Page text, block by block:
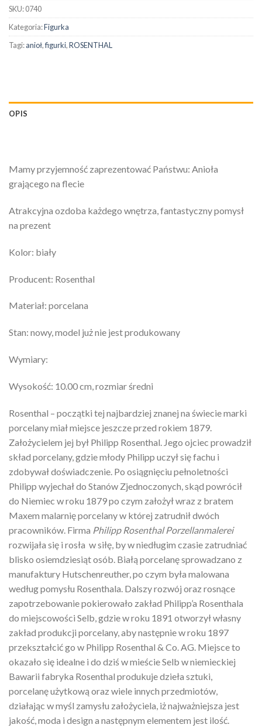
SKU:0740
Kategoria:Figurka
Tagi:anioł,figurki,ROSENTHAL
OPIS
Mamy przyjemność zaprezentować Państwu: Anioła
grającego na flecie
Atrakcyjna ozdoba każdego wnętrza, fantastyczny pomysł
na prezent
Kolor: biały
Producent: Rosenthal
Materiał: porcelana
Stan: nowy, model już nie jest produkowany
Wymiary:
Wysokość: 10.00 cm, rozmiar średni
Rosenthal – początki tej najbardziej znanej na świecie marki
porcelany miał miejsce jeszcze przed rokiem 1879.
Założycielem jej był Philipp Rosenthal. Jego ojciec prowadził
skład porcelany, gdzie młody Philipp uczył się fachu i
zdobywał doświadczenie. Po osiągnięciu pełnoletności
Philipp wyjechał do Stanów Zjednoczonych, skąd powrócił
do Niemiec w roku 1879 po czym założył wraz z bratem
Maxem malarnię porcelany w której zatrudnił dwóch
pracowników. Firma Philipp Rosenthal Porzellanmalerei
rozwijała się i rosła w siłę, by w niedługim czasie zatrudniać
blisko osiemdziesiąt osób. Białą porcelanę sprowadzano z
manufaktury Hutschenreuther, po czym była malowana
według pomysłu Rosenthala. Dalszy rozwój oraz rosnące
zapotrzebowanie pokierowało zakład Philipp’a Rosenthala
do miejscowości Selb, gdzie w roku 1891 otworzył własny
zakład produkcji porcelany, aby następnie w roku 1897
przekształcić go w Philipp Rosenthal & Co. AG. Miejsce to
okazało się idealne i do dziś w mieście Selb w niemieckiej
Bawarii fabryka Rosenthal produkuje dzieła sztuki,
porcelanę użytkową oraz wiele innych przedmiotów,
działając w myśl zamysłu założyciela, iż najważniejsza jest
jakość, moda i design a następnym elementem jest ilość.